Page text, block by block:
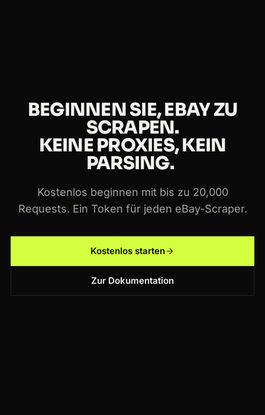
BEGINNEN SIE, EBAY ZU
SCRAPEN.
KEINE PROXIES, KEIN
PARSING.
Kostenlos beginnen mit bis zu 20,000
Requests. Ein Token für jeden eBay-Scraper.
Kostenlos starten
Zur Dokumentation